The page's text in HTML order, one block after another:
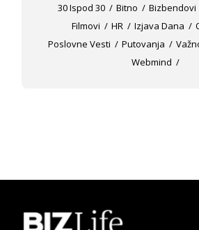
30 Ispod 30 Bitno Bizbendovi
Filmovi
HR Izjava Dana
Poslovne Vesti
Putovanja
Webmind